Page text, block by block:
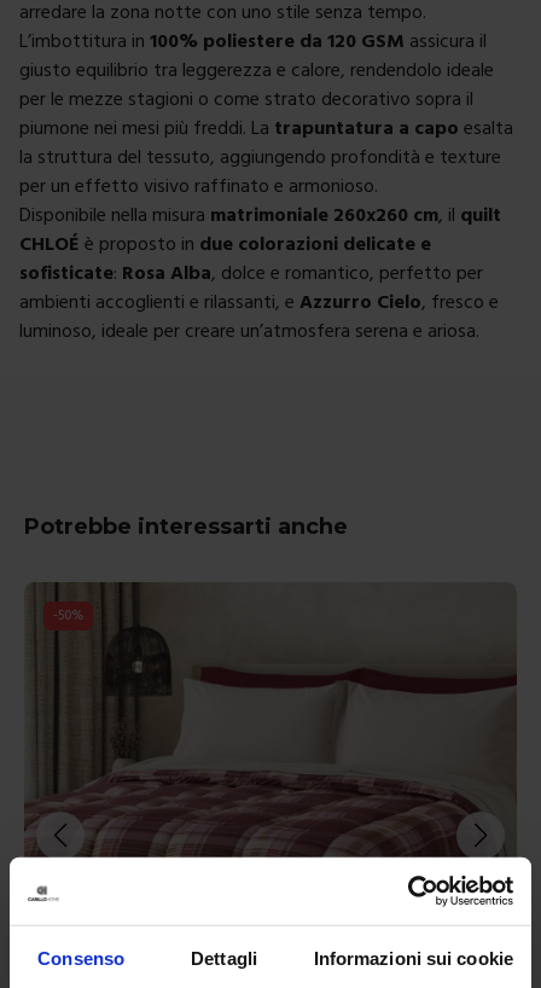
Consenso Dettagli Informazioni sui cookie
arredare la zona notte con uno stile senza tempo.
L’imbottitura in 100% poliestere da 120 GSM assicura il
giusto equilibrio tra leggerezza e calore, rendendolo ideale
per le mezze stagioni o come strato decorativo sopra il
piumone nei mesi più freddi. La trapuntatura a capo esalta
la struttura del tessuto, aggiungendo profondità e texture
per un effetto visivo raffinato e armonioso.
Disponibile nella misura matrimoniale 260x260 cm, il quilt
CHLOÉ è proposto in due colorazioni delicate e
sofisticate: Rosa Alba, dolce e romantico, perfetto per
ambienti accoglienti e rilassanti, e Azzurro Cielo, fresco e
luminoso, ideale per creare un’atmosfera serena e ariosa.
Potrebbe interessarti anche
-50%